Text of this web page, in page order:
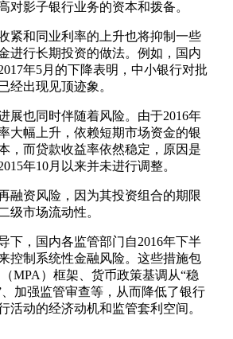
对影子银行业务的资本和拨备。
和同业利率的上升也将抑制一些
进行长期投资的做法。例如，国内
年5月的下降表明，中小银行对批
经出现见顶迹象。
也同时伴随着风险。由于2016年
大幅上升，依赖短期市场资金的银
，而贷款收益率依然稳定，原因是
年10月以来并未进行调整。
资风险，因为其投资组合的期限
级市场流动性。
，国内各监管部门自2016年下半
控制系统性金融风险。这些措施包
MPA）框架、货币政策基调从“稳
加强监管审查等，从而降低了银行
活动的经济动机和监管套利空间。